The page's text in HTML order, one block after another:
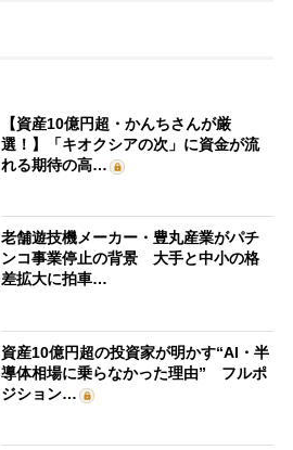
【資産10億円超・かんちさんが厳
選！】「キオクシアの次」に資金が流
れる期待の高…
老舗遊技機メーカー・豊丸産業がパチ
ンコ事業停止の背景 大手と中小の格
差拡大に拍車…
資産10億円超の投資家が明かす“AI・半
導体相場に乗らなかった理由” フルポ
ジション…